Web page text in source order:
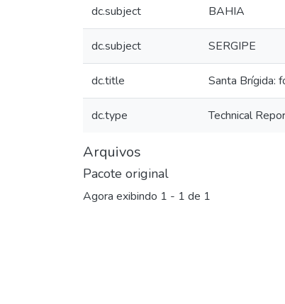
dc.subject BAHIA
dc.subject SERGIPE
dc.title Santa Brígida:
dc.type Technical
Arquivos
Pacote original
Agora exibindo 1 - 1 de 1